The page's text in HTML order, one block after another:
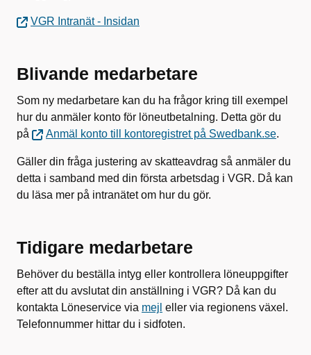
VGR Intranät - Insidan
Blivande medarbetare
Som ny medarbetare kan du ha frågor kring till exempel
hur du anmäler konto för löneutbetalning. Detta gör du
på
Anmäl konto till kontoregistret på Swedbank.se.
Gäller din fråga justering av skatteavdrag så anmäler du
detta i samband med din första arbetsdag i VGR. Då kan
du läsa mer på intranätet om hur du gör.
Tidigare medarbetare
Behöver du beställa intyg eller kontrollera löneuppgifter
efter att du avslutat din anställning i VGR? Då kan du
kontakta Löneservice via mejl eller via regionens växel.
Telefonnummer hittar du i sidfoten.